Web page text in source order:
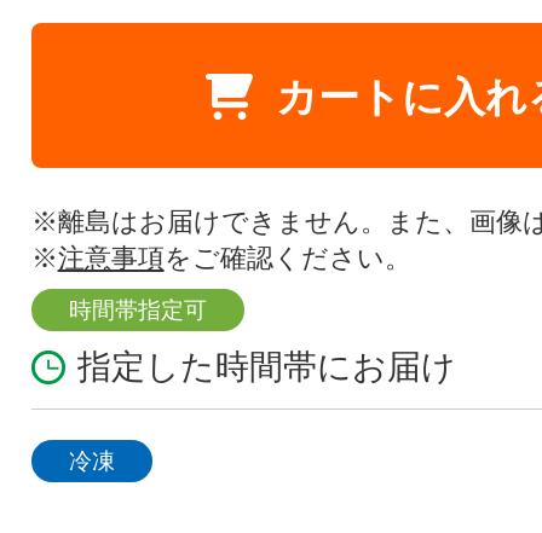
カートに入れ
※離島はお届けできません。また、画像
※注意事項をご確認ください。
時間帯指定可
指定した時間帯にお届け
冷凍